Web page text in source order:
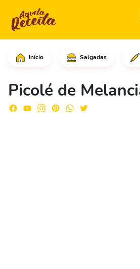
Início Salgadas
Picolé de
Comece adicionando